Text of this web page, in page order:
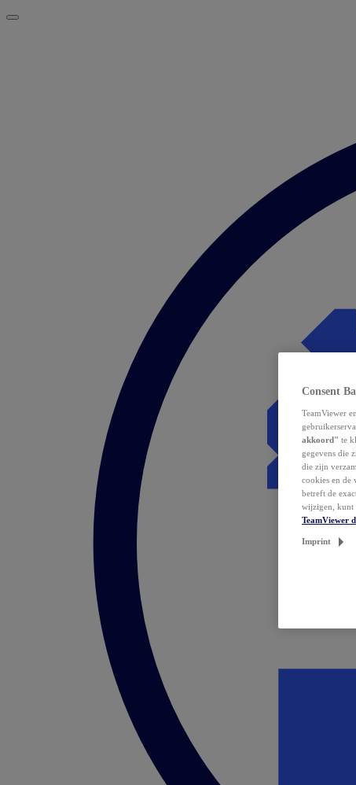
Consent
TeamViewer
akkoord" te
gegevens die
die zijn
cookies en de
betreft de
wijzigen, kunt
TeamViewer
Imprint